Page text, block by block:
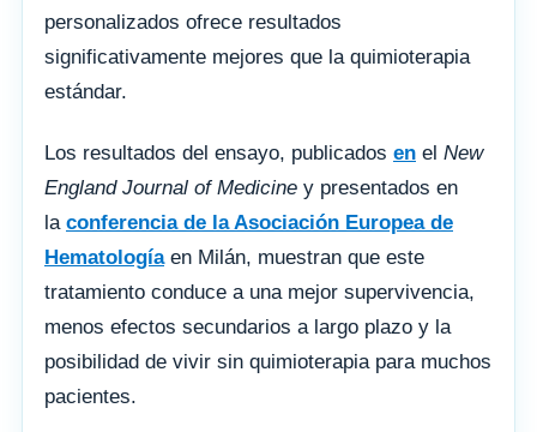
personalizados ofrece resultados
significativamente mejores que la quimioterapia
estándar.
Los resultados del ensayo, publicados en el New
England Journal of Medicine y presentados en
la conferencia de la Asociación Europea de
Hematologíaen Milán, muestran que este
tratamiento conduce a una mejor supervivencia,
menos efectos secundarios a largo plazo y la
posibilidad de vivir sin quimioterapia para muchos
pacientes.